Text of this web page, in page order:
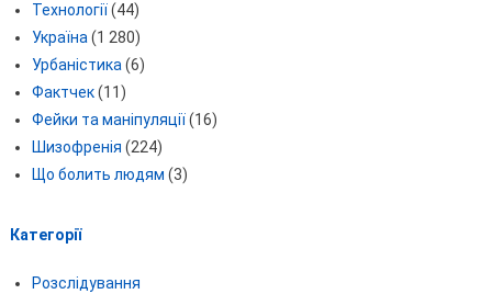
Технології(44)
Україна(1 280)
Урбаністика(6)
Фактчек(11)
Фейки та маніпуляції(16)
Шизофренія (224)
Що болить людям (3)
Категорії
Розслідування